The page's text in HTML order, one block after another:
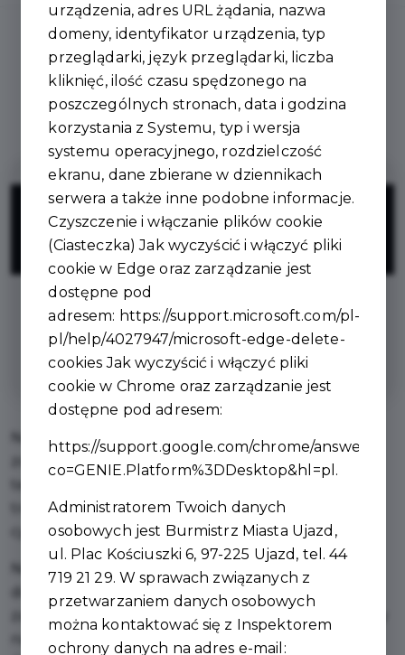
Regulamin i warunki
10%
ZNIŻKI
na zakup odzieży wraz ze zdobieniem
lub na samo zdobienie w przypadku
odzieży powierzonej przez klienta
Nasza firma specjalizuje się w profesjonalnym
zdobieniu odzieży, oferując szeroki wachlarz
transfer plastizolowy, haft komputerowy, druk
cyfrowy, naszywki, metki i wiele innych.
Niezależnie od wybranej metody, nasz
doświadczony zespół dba o każdy etap realizacji,
zapewniając najwyższą jakość wykonania. Stawiamy
na indywidualne podejście do klienta – chętnie
urządzenia, adres URL żądania, nazwa
domeny, identyfikator urządzenia, typ
przeglądarki, język przeglądarki, liczba
kliknięć, ilość czasu spędzonego na
poszczególnych stronach, data i godzina
korzystania z Systemu, typ i wersja
systemu operacyjnego, rozdzielczość
ekranu, dane zbierane w dziennikach
serwera a także inne podobne informacje.
Czyszczenie i włączanie plików cookie
(Ciasteczka) Jak wyczyścić i włączyć pliki
cookie w Edge oraz zarządzanie jest
dostępne pod
adresem: https://support.microsoft.com/pl-
pl/help/4027947/microsoft-edge-delete-
cookies Jak wyczyścić i włączyć pliki
cookie w Chrome oraz zarządzanie jest
dostępne pod adresem:
https://support.google.com/chrome/answer/
co=GENIE.Platform%3DDesktop&hl=pl .
Administratorem Twoich danych
osobowych jest Burmistrz Miasta Ujazd,
ul. Plac Kościuszki 6, 97-225 Ujazd, tel. 44
719 21 29. W sprawach związanych z
przetwarzaniem danych osobowych
można kontaktować się z Inspektorem
ochrony danych na adres e-mail: